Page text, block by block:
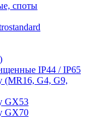
споты
IP44 / IP65
(MR16, G4, G9,
GX53
GX70